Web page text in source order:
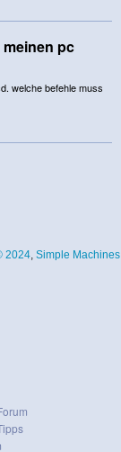
pc
welche befehle muss
2024, Simple Machines